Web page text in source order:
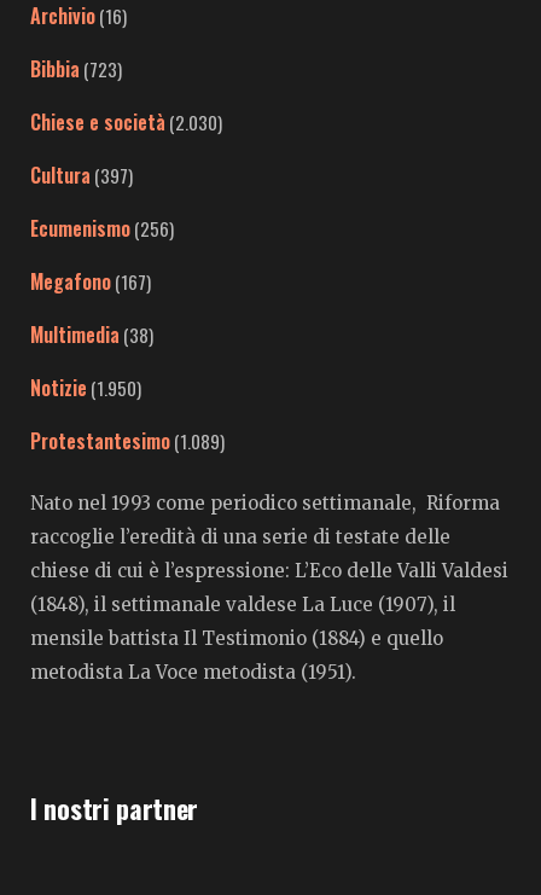
Archivio(16)
Bibbia (723)
Chiese e società (2.030)
Cultura (397)
Ecumenismo(256)
Megafono(167)
Multimedia (38)
Notizie (1.950)
Protestantesimo(1.089)
Nato nel 1993 come periodico settimanale, Riforma
raccoglie l’eredità di una serie di testate delle
chiese di cui è l’espressione: L’Eco delle Valli Valdesi
(1848), il settimanale valdese La Luce (1907), il
mensile battista Il Testimonio (1884) e quello
metodista La Voce metodista (1951).
I nostri partner